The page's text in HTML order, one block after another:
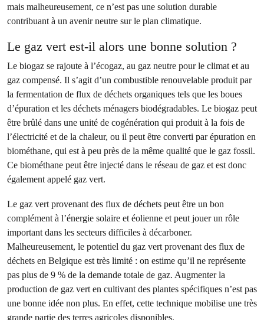
mais malheureusement, ce n’est pas une solution durable
contribuant à un avenir neutre sur le plan climatique.
Le gaz vert est-il alors une bonne solution ?
Le biogaz se rajoute à l’écogaz, au gaz neutre pour le climat et au
gaz compensé. Il s’agit d’un combustible renouvelable produit par
la fermentation de flux de déchets organiques tels que les boues
d’épuration et les déchets ménagers biodégradables. Le biogaz peut
être brûlé dans une unité de cogénération qui produit à la fois de
l’électricité et de la chaleur, ou il peut être converti par épuration en
biométhane, qui est à peu près de la même qualité que le gaz fossil.
Ce biométhane peut être injecté dans le réseau de gaz et est donc
également appelé gaz vert.
Le gaz vert provenant des flux de déchets peut être un bon
complément à l’énergie solaire et éolienne et peut jouer un rôle
important dans les secteurs difficiles à décarboner.
Malheureusement, le potentiel du gaz vert provenant des flux de
déchets en Belgique est très limité : on estime qu’il ne représente
pas plus de 9 % de la demande totale de gaz. Augmenter la
production de gaz vert en cultivant des plantes spécifiques n’est pas
une bonne idée non plus. En effet, cette technique mobilise une très
grande partie des terres agricoles disponibles.